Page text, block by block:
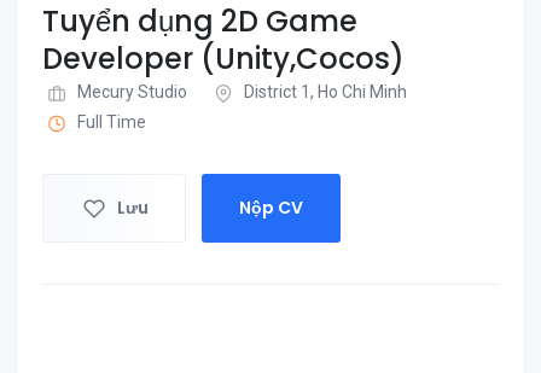
Tuyển dụng 2D Game
Developer (Unity,Cocos)
Mecury Studio
District 1, Ho Chi Minh
Full Time
Lưu Nộp CV